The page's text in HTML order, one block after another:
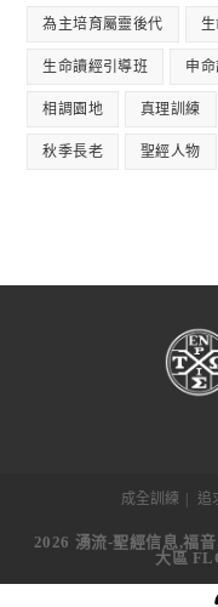
為主培育屬靈後代
生命讀經引導班 申
相調園地 真理訓練
秋季長老 聖經人物
成全訓練 追
2026 湧流-聖經信息,福
大區